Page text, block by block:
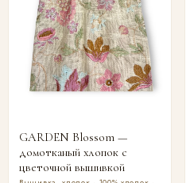
GARDEN Blossom —
домотканый хлопок с
цветочной вышивкой